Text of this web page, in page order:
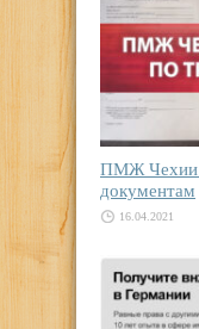
ПМЖ Чехии
документам
16.04.2021